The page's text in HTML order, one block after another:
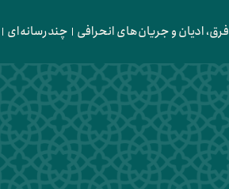
فرق، ادیان و جریان‌های انحرافی چندرسانه‌ای